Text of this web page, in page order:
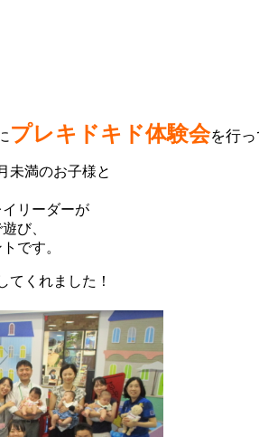
プレキドキド体験会を行っ
未満のお子様と
リーダーが
び、
です。
てくれました！